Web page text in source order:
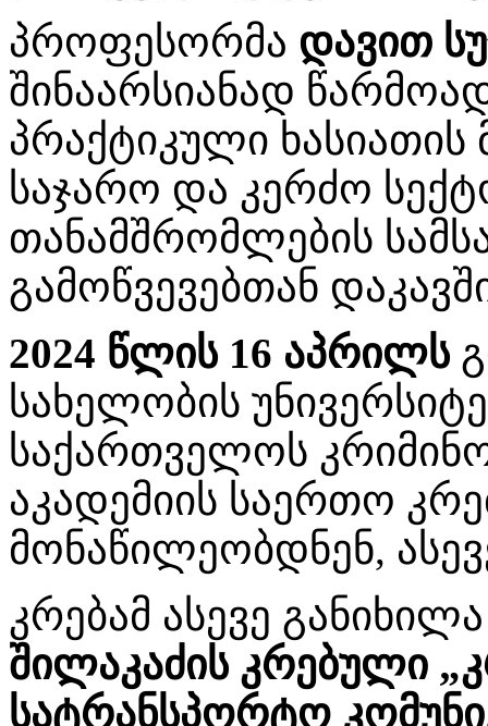
პროფესორმა დავით
შინაარსიანად
პრაქტიკული ხასიათის
საჯარო და კერძო
თანამშრომლების
გამოწვევებთან
2024 წლის 16 აპრილს
სახელობის
საქართველოს
აკადემიის საერთო
მონაწილეობდნენ,
კრებამ ასევე
შილაკაძის კრებული
სატრანსპორტო